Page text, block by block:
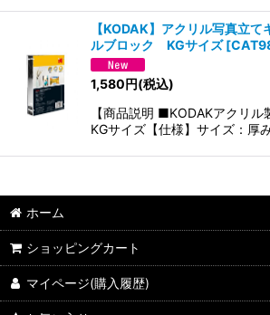
【KODAK】アクリル写真立
ルブロック KGサイズ [
1,580 円(税込)
【商品説明 ■KODAKアクリル
KGサイズ【仕様】サイズ：厚
ホーム
ショッピングカート
マイページ(購入履歴)